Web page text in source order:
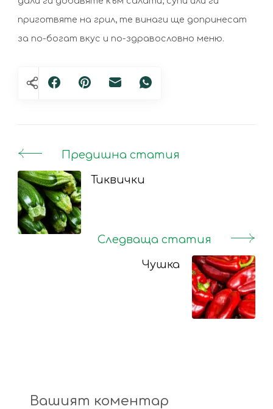
приготвяте на грил, те винаги ще допринесат
за по-богат вкус и по-здравословно меню.
Post
Navigation
Предишна статия
Тиквички
Следваща статия
Чушка
Вашият коментар